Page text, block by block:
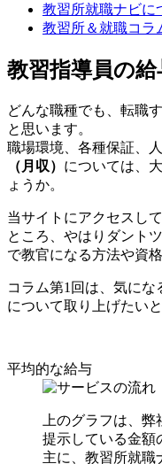
教習所就職ナビに
教習所＆就職コラ
教習指導員の
どんな職種でも、転職
と思います。
職場環境、各種保証、
（月収） については、
ょうか。
当サイトにアクセスし
ところ、やはりダント
で教官になる方法や資
コラム第1回は、気に
について取り上げたい
平均的な給与
上のグラフは、
提示している金額
主に、教習所就職